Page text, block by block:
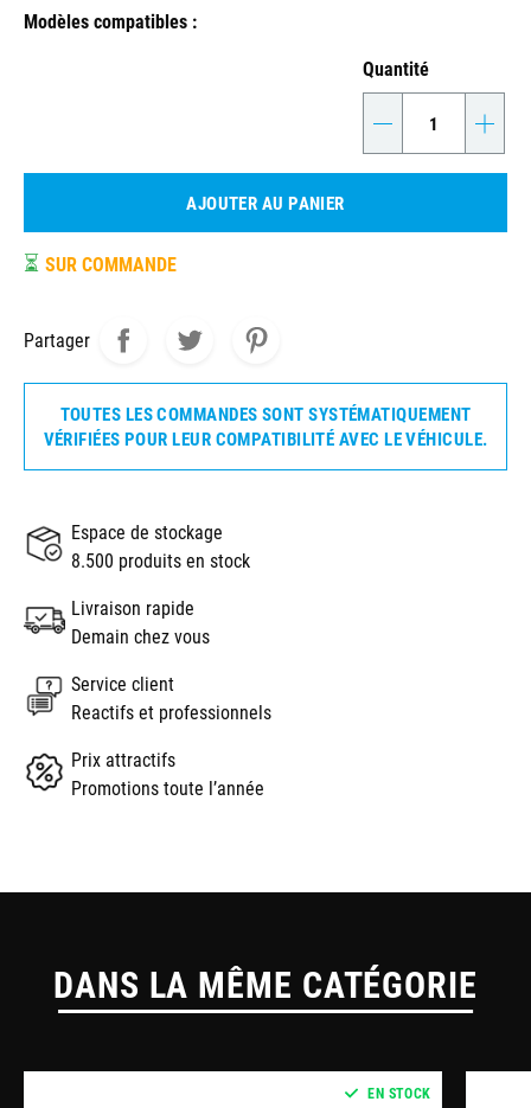
Modèles compatibles :
Quantité
- +
AJOUTER AU PANIER
⏳ SUR COMMANDE
Partager
TOUTES LES COMMANDES SONT SYSTÉMATIQUEMENT
VÉRIFIÉES POUR LEUR COMPATIBILITÉ AVEC LE VÉHICULE.
Espace de stockage
8.500 produits en stock
Livraison rapide
Demain chez vous
Service client
Reactifs et professionnels
Prix attractifs
Promotions toute l’année
DANS LA MÊME CATÉGORIE
EN STOCK